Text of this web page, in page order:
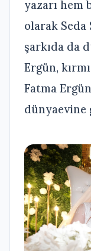
yazarı hem
olarak Seda
şarkıda da
Ergün,
Fatma
dünyaevine